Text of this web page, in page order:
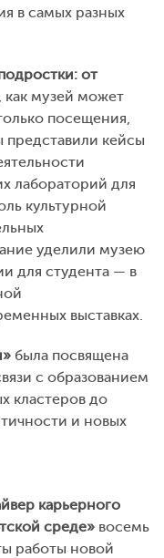
в самых разных
от
как музей может
посещения,
представили кейсы
лабораторий для
культурной
уделили музею
для студента — в
выставках.
была посвящена
с образованием
кластеров до
и новых
карьерного
среде» восемь
работы новой